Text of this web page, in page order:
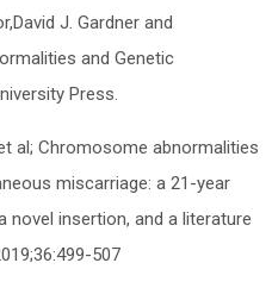
J. Gardner and
and Genetic
Press.
al; Chromosome abnormalities
miscarriage: a 21-year
insertion, and a literature
507